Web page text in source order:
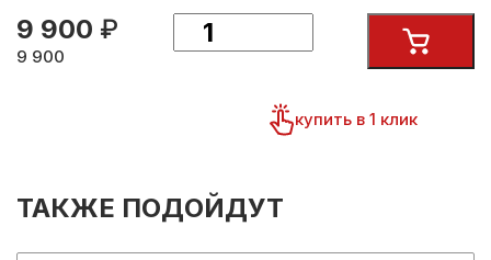
9 900 ₽
9 900
купить в 1 клик
ТАКЖЕ ПОДОЙДУТ